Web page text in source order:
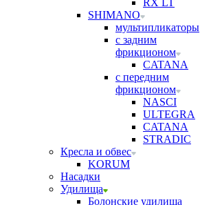
RX LT
SHIMANO
мультипликаторы
с задним
фрикционом
CATANA
с передним
фрикционом
NASCI
ULTEGRA
CATANA
STRADIC
Кресла и обвес
KORUM
Насадки
Удилища
Болонские удилища